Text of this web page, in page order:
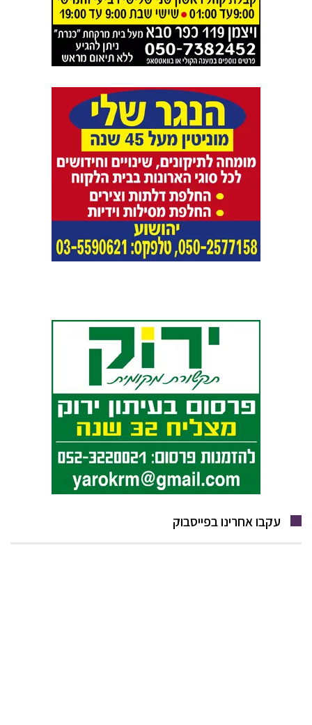
עקבו אחרינו בפייסבוק